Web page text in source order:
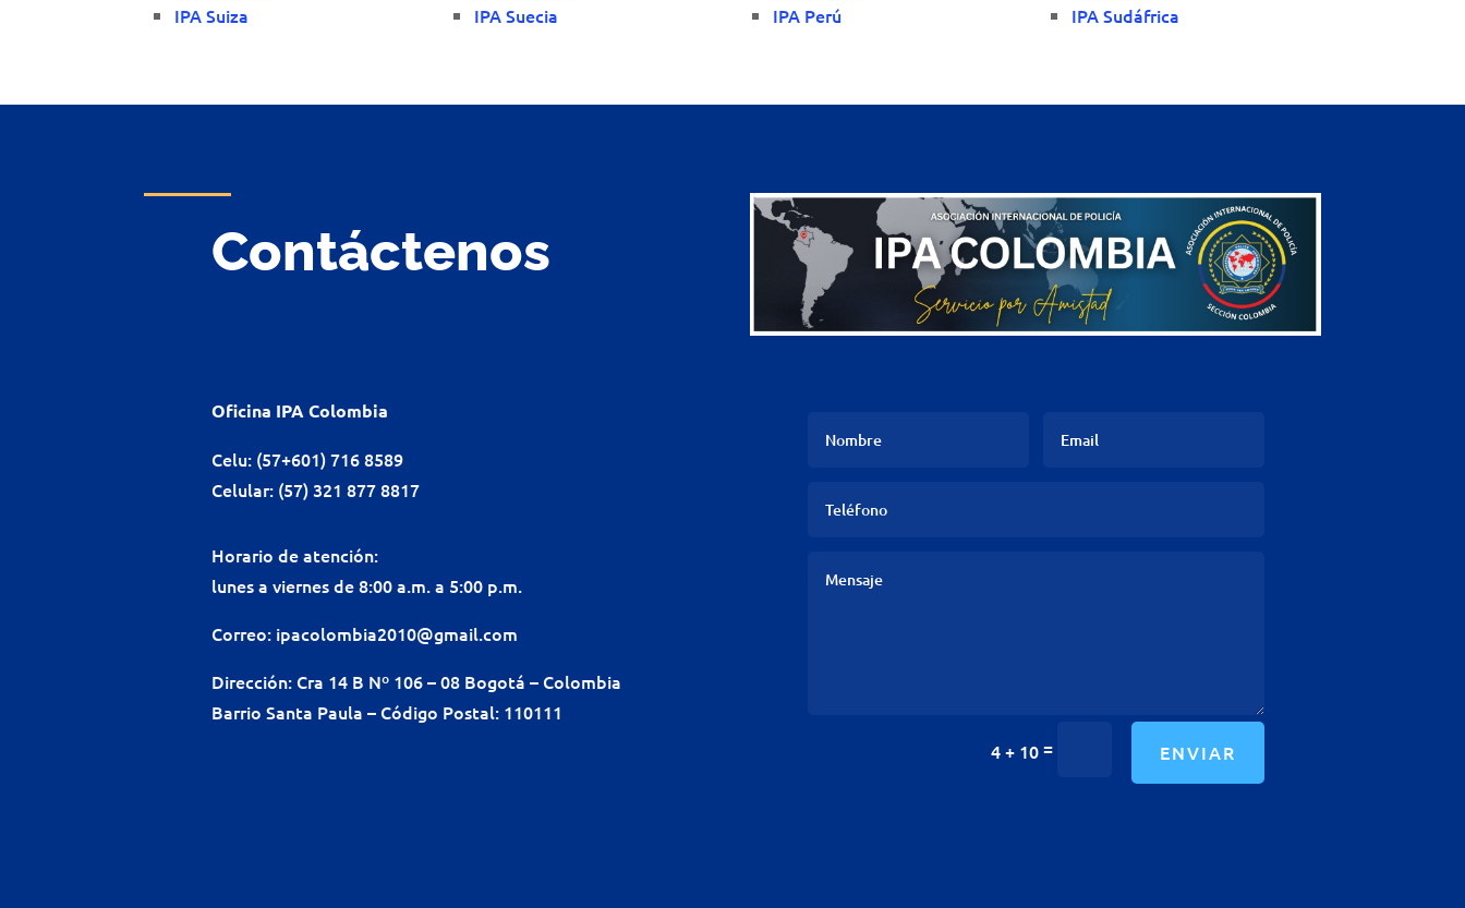
IPA Suiza
IPA Suecia
IPA Perú
IPA Sudáfrica
Contáctenos
Oficina IPA Colombia
Celu: (57+601) 716 8589
Celular: (57) 321 877 8817
Horario de atención:
lunes a viernes de 8:00 a.m. a 5:00 p.m.
Correo: ipacolombia2010@gmail.com
Dirección: Cra 14 B Nº 106 – 08 Bogotá – Colombia
Barrio Santa Paula – Código Postal: 110111
4 + 10= ENVIAR